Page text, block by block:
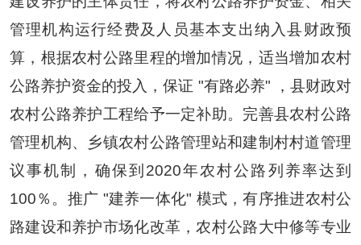
管理机构运行经费及人员基本支出纳入县财政预
算，根据农村公路里程的增加情况，适当增加农村
公路养护资金的投入，保证 "有路必养" ，县财政对
农村公路养护工程给予一定补助。完善县农村公路
管理机构、乡镇农村公路管理站和建制村村道管理
议事机制，确保到2020年农村公路列养率达到
100％。推广 "建养一体化" 模式，有序推进农村公
路建设和养护市场化改革，农村公路大中修等专业